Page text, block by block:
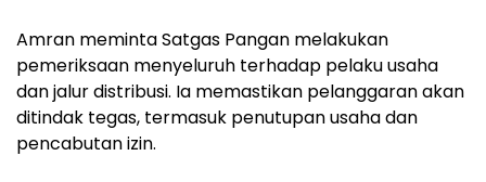
Amran meminta Satgas Pangan melakukan
pemeriksaan menyeluruh terhadap pelaku usaha
dan jalur distribusi. Ia memastikan pelanggaran akan
ditindak tegas, termasuk penutupan usaha dan
pencabutan izin.